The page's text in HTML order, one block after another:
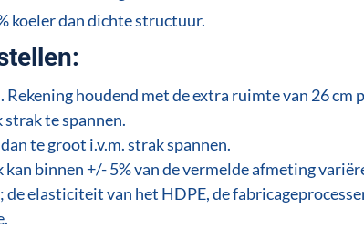
koeler dan dichte structuur.
houdend met de extra ruimte van 26 cm
te spannen.
te groot i.v.m. strak spannen.
binnen +/- 5% van de vermelde afmeting
elasticiteit van het HDPE, de